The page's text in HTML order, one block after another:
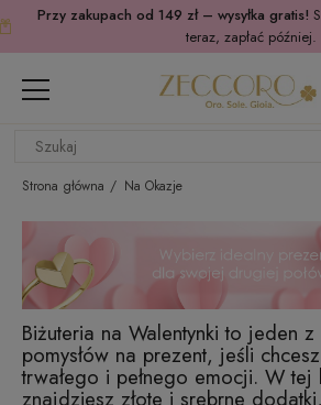
Przy zakupach od 149 zł – wysyłka gratis!
teraz, zapłać później.
Strona główna Na Okazje
Biżuteria na Walentynki to jeden
pomysłów na prezent, jeśli
trwałego i pełnego emocji. W tej
znajdziesz złote i srebrne